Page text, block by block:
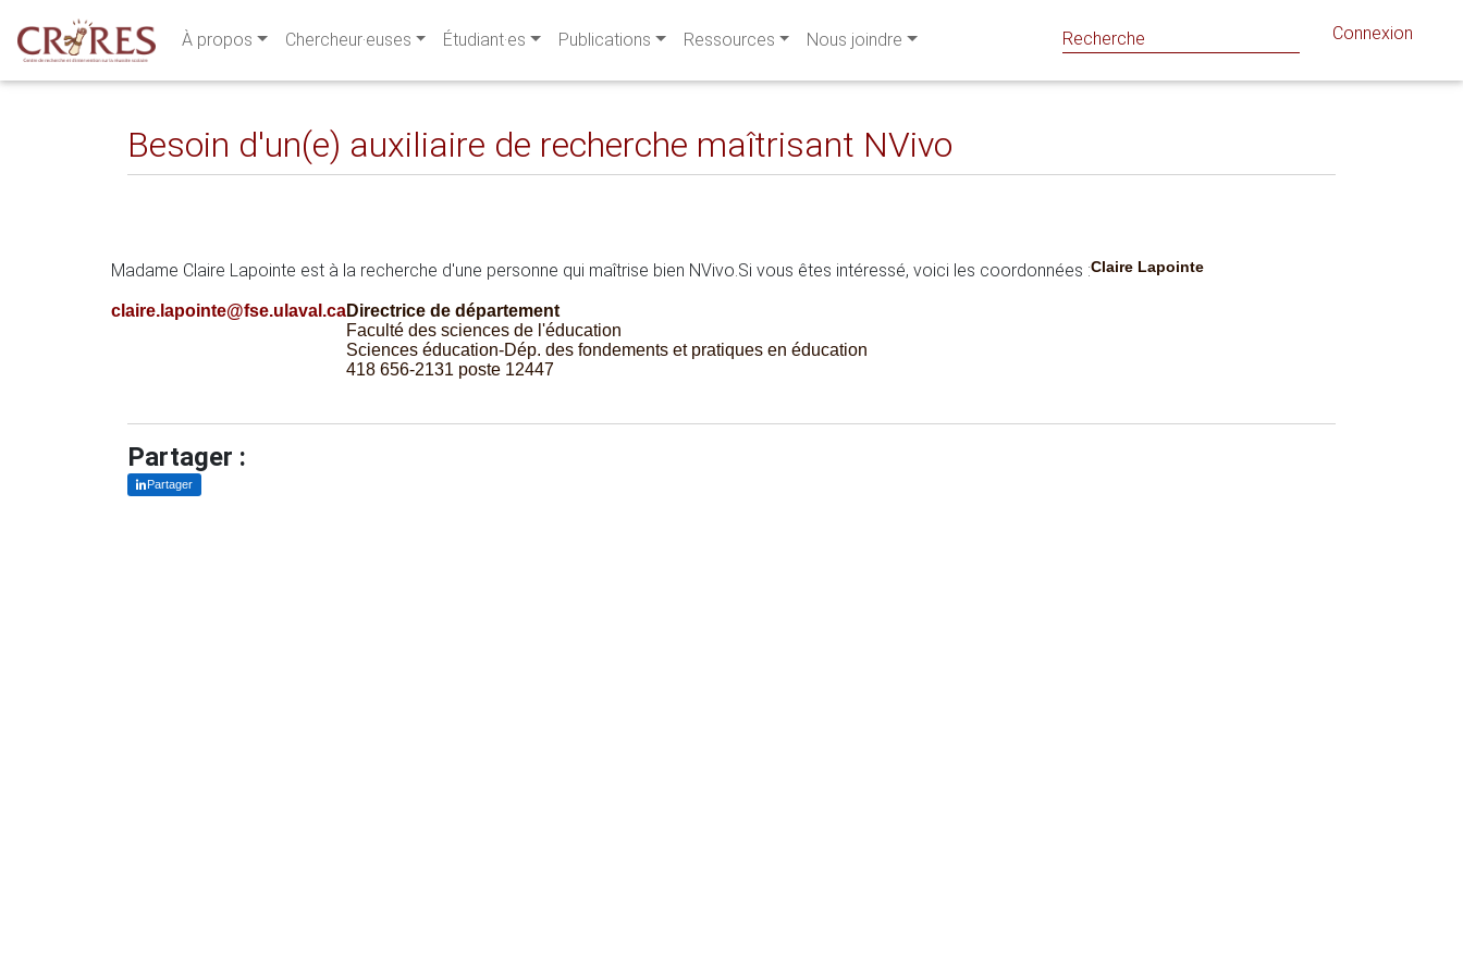
À propos Chercheur·euses Étudiant·es Publications Ressources Nous joindre Connexion
Besoin d'un(e) auxiliaire de recherche maîtrisant NVivo
Madame Claire Lapointe est à la recherche d'une personne qui maîtrise bien NVivo.Si vous êtes intéressé, voici les coordonnées :Claire Lapointe
claire.lapointe@fse.ulaval.caDirectrice de département
Faculté des sciences de l'éducation
Sciences éducation-Dép. des fondements et pratiques en éducation
418 656-2131 poste 12447
Partager :
Partager